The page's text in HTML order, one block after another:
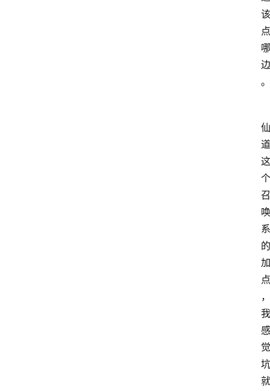
该
点
哪
边
。
仙
道
这
个
召
唤
系
的
加
点
，
我
感
觉
坑
就